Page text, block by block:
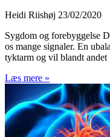
Heidi Riishøj 23/02/2020
Sygdom og forebyggelse
os mange signaler. En
tyktarm og vil blandt andet
Læs mere »